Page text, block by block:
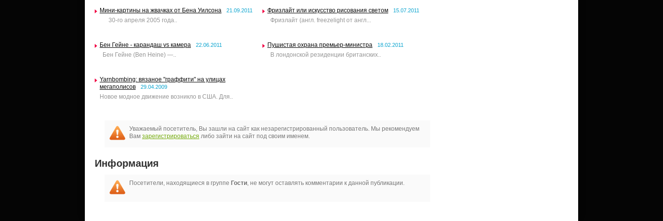
Мини-картины на жвачках от Бена Уилсона 21.09.2011
30-го апреля 2005 года..
Фризлайт или искусство рисования светом 15.07.2011
Фризлайт (англ. freezelight от англ...
Бен Гейне - карандаш vs камера 22.06.2011
Бен Гейне (Ben Heine) —..
Пушистая охрана премьер-министра 18.02.2011
В лондонской резиденции британских..
Yarnbombing: вязаное "граффити" на улицах
мегаполисов
29.04.2009
Новое модное движение возникло в США. Для..
Уважаемый посетитель, Вы зашли на сайт как незарегистрированный пользователь. Мы рекомендуем
Вам зарегистрироваться либо зайти на сайт под своим именем.
Информация
Посетители, находящиеся в группе Гости, не могут оставлять комментарии к данной публикации.